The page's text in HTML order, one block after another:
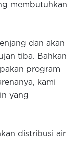
membutuhkan
dan akan
tiba. Bahkan
program
kami
yang
distribusi air